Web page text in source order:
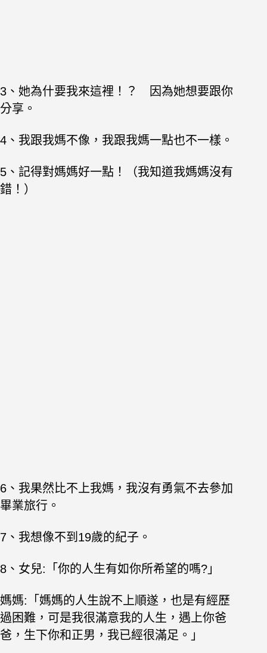
3、她為什要我來這裡！？ 因為她想要跟你
分享。
4、我跟我媽不像，我跟我媽一點也不一樣。
5、記得對媽媽好一點！（我知道我媽媽沒有
錯！）
6、我果然比不上我媽，我沒有勇氣不去參加
畢業旅行。
7、我想像不到19歲的紀子。
8、女兒:「你的人生有如你所希望的嗎?」
媽媽:「媽媽的人生說不上順遂，也是有經歷
過困難，可是我很滿意我的人生，遇上你爸
爸，生下你和正男，我已經很滿足。」